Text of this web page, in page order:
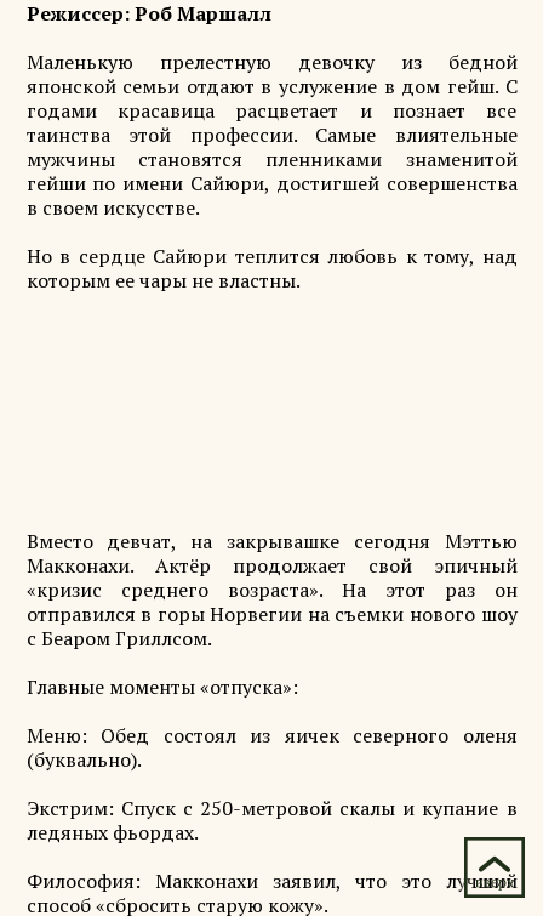
Режиссер: Роб Маршалл
Маленькую прелестную девочку из бедной
японской семьи отдают в услужение в дом гейш. С
годами красавица расцветает и познает все
таинства этой профессии. Самые влиятельные
мужчины становятся пленниками знаменитой
гейши по имени Сайюри, достигшей совершенства
в своем искусстве.
Но в сердце Сайюри теплится любовь к тому, над
которым ее чары не властны.
Вместо девчат, на закрывашке сегодня Мэттью
Макконахи. Актёр продолжает свой эпичный
«кризис среднего возраста». На этот раз он
отправился в горы Норвегии на съемки нового шоу
с Беаром Гриллсом.
Главные моменты «отпуска»:
Меню: Обед состоял из яичек северного оленя
(буквально).
Экстрим: Спуск с 250-метровой скалы и купание в
ледяных фьордах.
Философия: Макконахи заявил, что это лучший
способ «сбросить старую кожу».